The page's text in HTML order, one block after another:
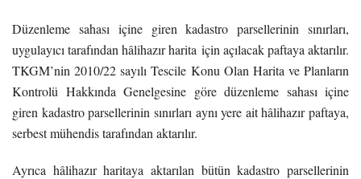
Düzenleme sahası içine giren kadastro parsellerinin sınırları,
uygulayıcı tarafından hâlihazır harita için açılacak paftaya aktarılır.
TKGM’nin 2010/22 sayılı Tescile Konu Olan Harita ve Planların
Kontrolü Hakkında Genelgesine göre düzenleme sahası içine
giren kadastro parsellerinin sınırları aynı yere ait hâlihazır paftaya,
serbest mühendis tarafından aktarılır.
Ayrıca hâlihazır haritaya aktarılan bütün kadastro parsellerinin